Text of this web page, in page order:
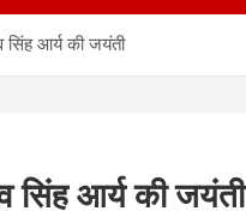
आर्य की जयंती
सिंह आर्य की जयंती